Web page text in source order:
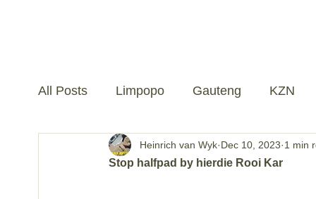
All Posts Limpopo Gauteng KZN
Noordwes Verblyf Besoek
Stop halfpad by hierdie Rooi Kar
Heinrich van Wyk Dec 10, 2023 1 min